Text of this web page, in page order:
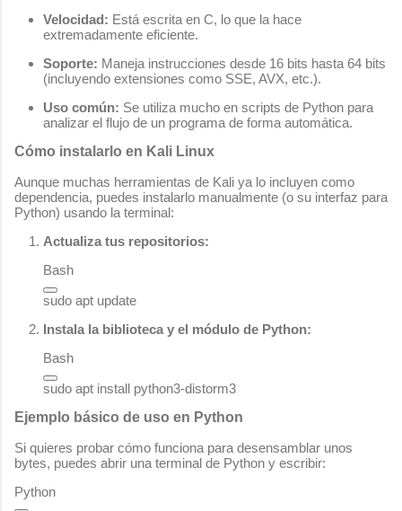
Velocidad: Está escrita en C, lo que la hace
extremadamente eficiente.
Soporte: Maneja instrucciones desde 16 bits hasta 64 bits
(incluyendo extensiones como SSE, AVX, etc.).
Uso común: Se utiliza mucho en scripts de Python para
analizar el flujo de un programa de forma automática.
Cómo instalarlo en Kali Linux
Aunque muchas herramientas de Kali ya lo incluyen como
dependencia, puedes instalarlo manualmente (o su interfaz para
Python) usando la terminal:
Actualiza tus repositorios:
Bash
Instala la biblioteca y el módulo de Python:
Bash
Ejemplo básico de uso en Python
Si quieres probar cómo funciona para desensamblar unos
bytes, puedes abrir una terminal de Python y escribir:
Python